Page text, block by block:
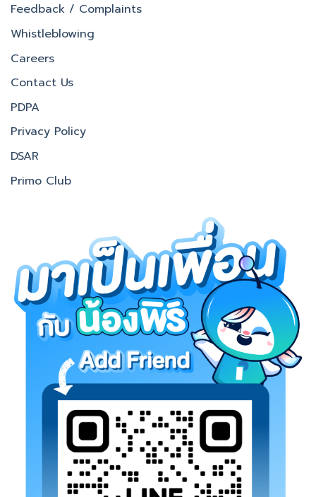
Feedback / Complaints
Whistleblowing
Careers
Contact Us
PDPA
Privacy Policy
DSAR
Primo Club